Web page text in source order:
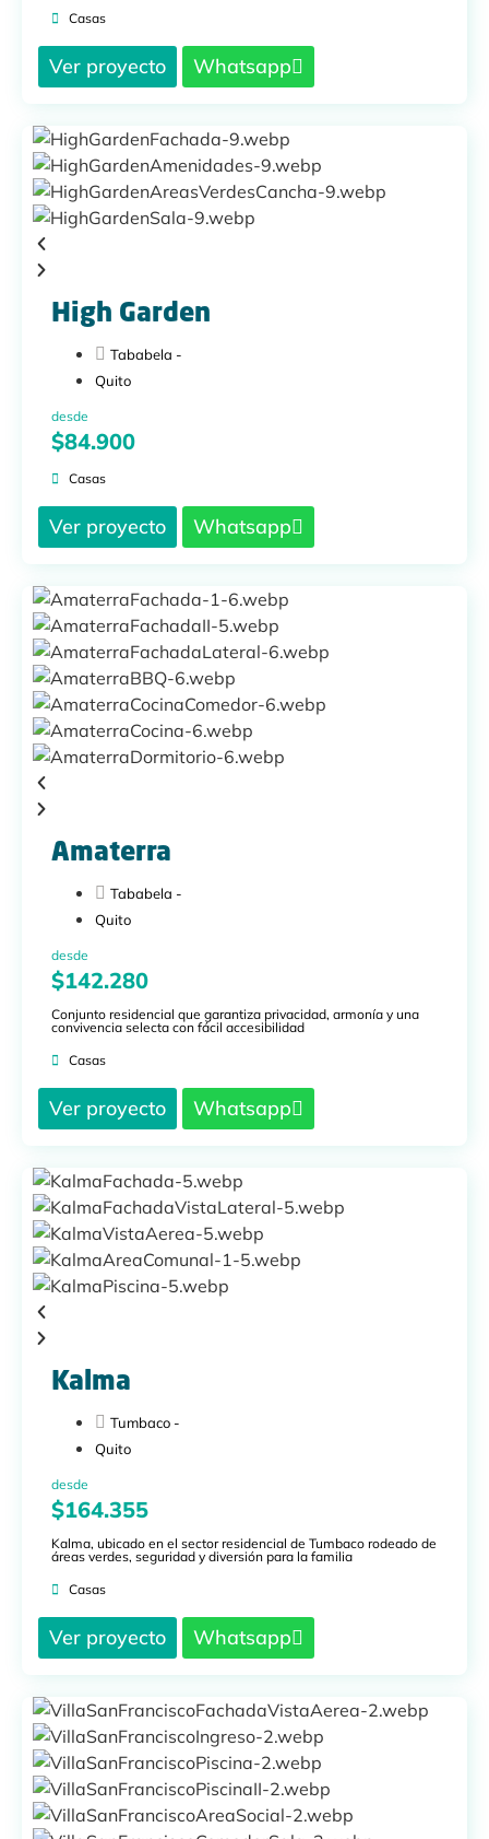
Casas
Ver proyecto Whatsapp
High Garden
Tababela -
Quito
desde
$84.900
Casas
Ver proyecto Whatsapp
Amaterra
Tababela -
Quito
desde
$142.280
Conjunto residencial que garantiza privacidad, armonía y una
convivencia selecta con fácil accesibilidad
Casas
Ver proyecto Whatsapp
Kalma
Tumbaco -
Quito
desde
$164.355
Kalma, ubicado en el sector residencial de Tumbaco rodeado de
áreas verdes, seguridad y diversión para la familia
Casas
Ver proyecto Whatsapp